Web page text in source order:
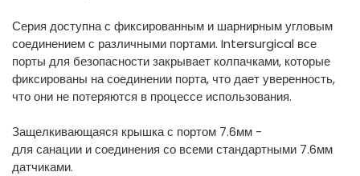
Серия доступна с фиксированным и шарнирным угловым
соединением с различными портами. Intersurgical все
порты для безопасности закрывает колпачками, которые
фиксированы на соединении порта, что дает уверенность,
что они не потеряются в процессе использования.
Защелкивающаяся крышка с портом 7.6мм -
для санации и соединения со всеми стандартными 7.6мм
датчиками.